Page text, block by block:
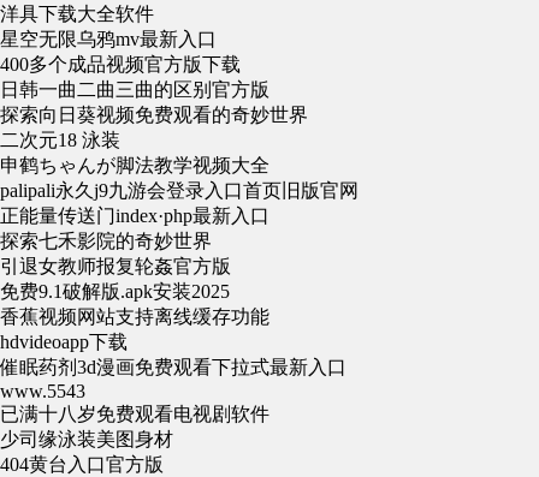
洋具下载大全软件
星空无限乌鸦mv最新入口
400多个成品视频官方版下载
日韩一曲二曲三曲的区别官方版
探索向日葵视频免费观看的奇妙世界
二次元18 泳装
申鹤ちゃんが脚法教学视频大全
palipali永久j9九游会登录入口首页旧版官网
正能量传送门index·php最新入口
探索七禾影院的奇妙世界
引退女教师报复轮姦官方版
免费9.1破解版.apk安装2025
香蕉视频网站支持离线缓存功能
hdvideoapp下载
催眠药剂3d漫画免费观看下拉式最新入口
www.5543
已满十八岁免费观看电视剧软件
少司缘泳装美图身材
404黄台入口官方版